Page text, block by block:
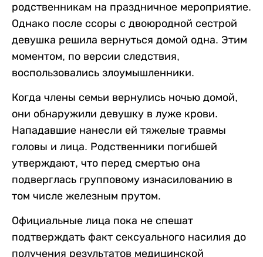
родственникам на праздничное мероприятие.
Однако после ссоры с двоюродной сестрой
девушка решила вернуться домой одна. Этим
моментом, по версии следствия,
воспользовались злоумышленники.
Когда члены семьи вернулись ночью домой,
они обнаружили девушку в луже крови.
Нападавшие нанесли ей тяжелые травмы
головы и лица. Родственники погибшей
утверждают, что перед смертью она
подверглась групповому изнасилованию в
том числе железным прутом.
Официальные лица пока не спешат
подтверждать факт сексуального насилия до
получения результатов медицинской